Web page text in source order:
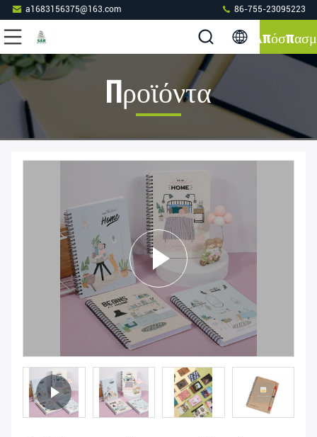
a1683156375@163.com 86-755-23095223
Προϊόντα